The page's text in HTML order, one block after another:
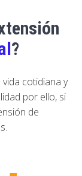
?
cotidiana y
por ello, si
de